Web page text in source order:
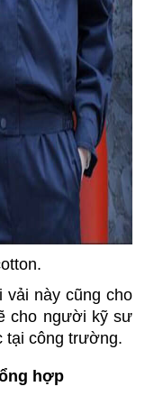
này cũng cho
cho người kỹ sư
tại công trường.
hợp